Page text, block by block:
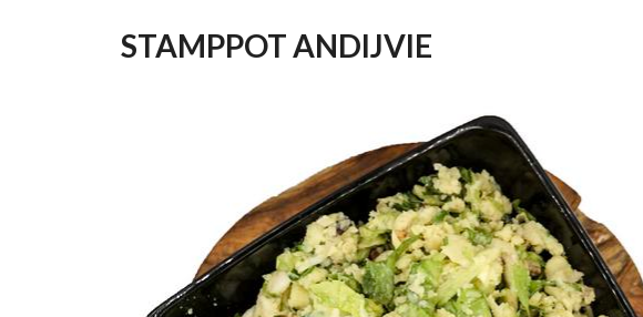
STAMPPOT ANDIJVIE